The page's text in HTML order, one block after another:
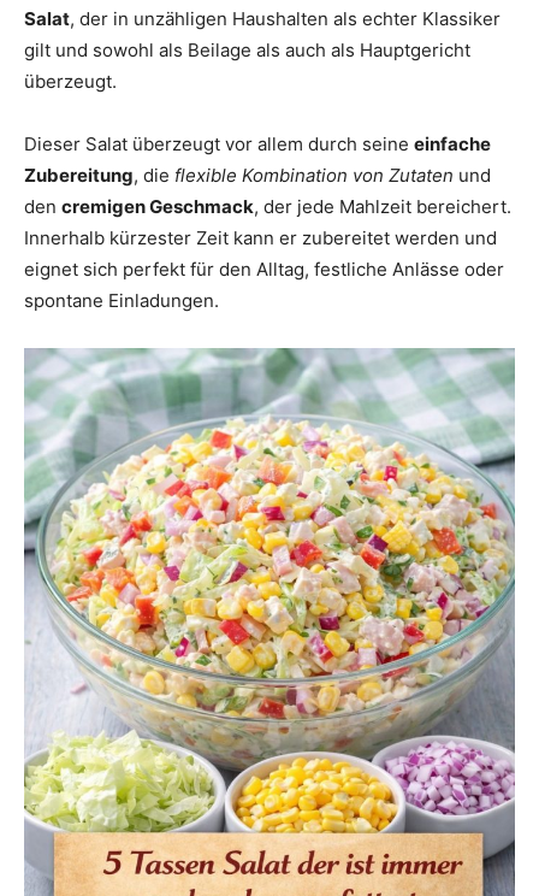
Salat, der in unzähligen Haushalten als echter Klassiker
gilt und sowohl als Beilage als auch als Hauptgericht
überzeugt.
Dieser Salat überzeugt vor allem durch seine einfache
Zubereitung, die flexible Kombination von Zutaten und
den cremigen Geschmack, der jede Mahlzeit bereichert.
Innerhalb kürzester Zeit kann er zubereitet werden und
eignet sich perfekt für den Alltag, festliche Anlässe oder
spontane Einladungen.